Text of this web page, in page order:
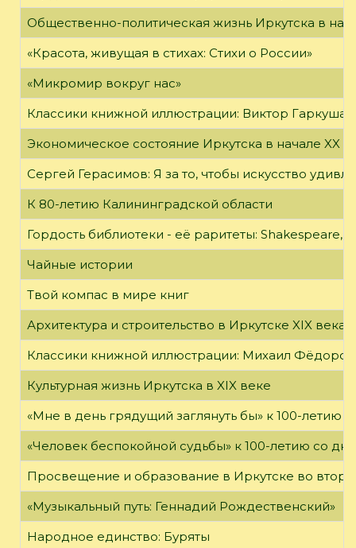
Общественно-политическая жизнь Иркутска в
«Красота, живущая в стихах: Стихи о России»
«Микромир вокруг нас»
Классики книжной иллюстрации: Виктор Гаркуша
Экономическое состояние Иркутска в начале XX
Сергей Герасимов: Я за то, чтобы искусство
К 80-летию Калининградской области
Гордость библиотеки - её раритеты: Shakespeare,
Чайные истории
Твой компас в мире книг
Архитектура и строительство в Иркутске XIX века
Классики книжной иллюстрации: Михаил Фёдоров
Культурная жизнь Иркутска в XIX веке
«Мне в день грядущий заглянуть бы» к 100-летию
«Человек беспокойной судьбы» к 100-летию со
Просвещение и образование в Иркутске во
«Музыкальный путь: Геннадий Рождественский»
Народное единство: Буряты